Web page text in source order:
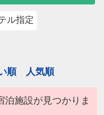
ル指定
順 人気順
泊施設が見つかりま